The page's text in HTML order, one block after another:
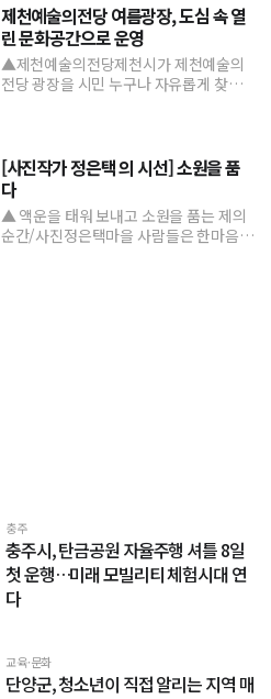
제천예술의전당 여름광장, 도심 속 열
린 문화공간으로 운영
▲제천예술의전당제천시가 제천예술의
전당 광장을 시민 누구나 자유롭게 찾고
[사진작가 정은택 의 시선] 소원을 품
다
▲ 액운을 태워 보내고 소원을 품는 제의
순간/사진정은택마을 사람들은 한마음으
충주
충주시, 탄금공원 자율주행 셔틀 8일
첫 운행…미래 모빌리티 체험시대 연
다
교육·문화
단양군, 청소년이 직접 알리는 지역 매